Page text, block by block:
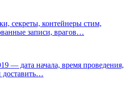
секреты, контейнеры стим,
записи, врагов…
— дата начала, время проведения,
доставить…